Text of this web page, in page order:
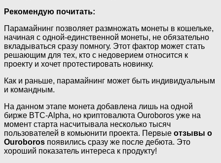
Рекомендую почитать:
Парамайнинг позволяет размножать монеты в кошельке,
начиная с одной-единственной монеты, не обязательно
вкладываться сразу помногу. Этот фактор может стать
решающим для тех, кто с недоверием относится к
проекту и хочет протестировать новинку.
Как и раньше, парамайнинг может быть индивидуальным
и командным.
На данном этапе монета добавлена лишь на одной
бирже BTC-Alpha, но криптовалюта Ouroboros уже на
момент старта насчитывала несколько тысяч
пользователей в комьюнити проекта. Первые отзывы о
Ouroboros появились сразу же после дебюта. Это
хороший показатель интереса к продукту!